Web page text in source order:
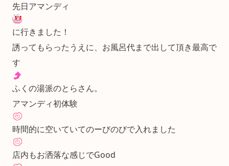
先日アマンディ
に行きました！
誘ってもらったうえに、お風呂代まで出して頂き最高で
す
ふくの湯派のとらさん。
アマンディ初体験
時間的に空いていてのーびのびで入れました
店内もお洒落な感じでGood